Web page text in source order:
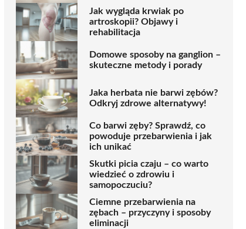
Jak wygląda krwiak po
artroskopii? Objawy i
rehabilitacja
Domowe sposoby na ganglion –
skuteczne metody i porady
Jaka herbata nie barwi zębów?
Odkryj zdrowe alternatywy!
Co barwi zęby? Sprawdź, co
powoduje przebarwienia i jak
ich unikać
Skutki picia czaju – co warto
wiedzieć o zdrowiu i
samopoczuciu?
Ciemne przebarwienia na
zębach – przyczyny i sposoby
eliminacji